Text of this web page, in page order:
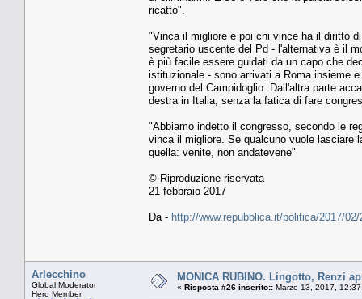
ricatto".
"Vinca il migliore e poi chi vince ha il diritto
segretario uscente del Pd - l'alternativa è il
è più facile essere guidati da un capo che
istituzionale - sono arrivati a Roma insieme
governo del Campidoglio. Dall'altra parte
destra in Italia, senza la fatica di fare
"Abbiamo indetto il congresso, secondo le
vinca il migliore. Se qualcuno vuole lasciare
quella: venite, non andatevene"
© Riproduzione riservata
21 febbraio 2017
Da - http://www.repubblica.it/politica/2017/
Arlecchino
Global Moderator
Hero Member
MONICA RUBINO. Lingotto, Renzi
« Risposta #26 inserito:: Marzo 13, 2017,